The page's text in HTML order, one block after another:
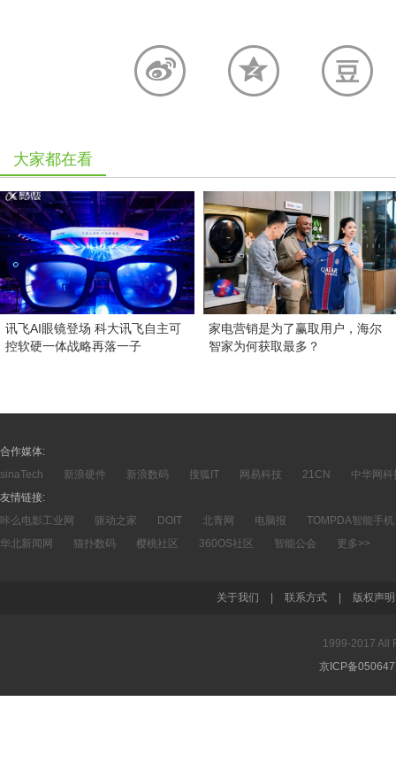
大家都在看
讯飞AI眼镜登场 科大讯飞自主可
控软硬一体战略再落一子
家电营销是为了赢取用户，海尔
智家为何获取最多？
合作媒体:
sinaTech
新浪硬件 新浪数码 搜狐IT 网易科技 21CN
中华网科
友情链接:
咔么电影工业网
驱动之家 DOIT 北青网 电脑报
TOMPDA智能手机
华北新闻网
猫扑数码 樱桃社区 360OS社区 智能公会 更多>>
关于我们 联系方式 版权声明
1999-2017 All
京ICP备